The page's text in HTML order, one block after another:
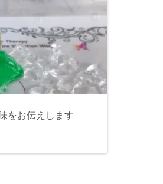
をお伝えします